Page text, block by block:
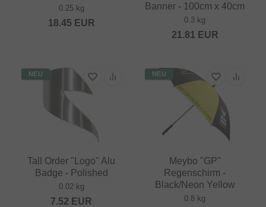
0.25 kg
18.45 EUR
Banner - 100cm x 40cm
0.3 kg
21.81 EUR
NEU
Tall Order "Logo" Alu
Badge - Polished
0.02 kg
7.52 EUR
NEU
Meybo "GP"
Regenschirm -
Black/Neon Yellow
0.8 kg